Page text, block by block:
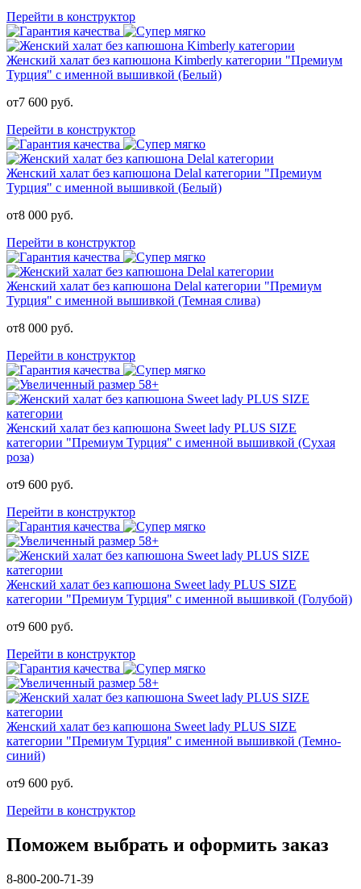
Перейти в конструктор
Женский халат без капюшона Kimberly категории "Премиум
Турция" с именной вышивкой (Белый)
от7 600 руб.
Перейти в конструктор
Женский халат без капюшона Delal категории "Премиум
Турция" с именной вышивкой (Белый)
от8 000 руб.
Перейти в конструктор
Женский халат без капюшона Delal категории "Премиум
Турция" с именной вышивкой (Темная слива)
от8 000 руб.
Перейти в конструктор
Женский халат без капюшона Sweet lady PLUS SIZE
категории "Премиум Турция" с именной вышивкой (Сухая
роза)
от9 600 руб.
Перейти в конструктор
Женский халат без капюшона Sweet lady PLUS SIZE
категории "Премиум Турция" с именной вышивкой (Голубой)
от9 600 руб.
Перейти в конструктор
Женский халат без капюшона Sweet lady PLUS SIZE
категории "Премиум Турция" с именной вышивкой (Темно-
синий)
от9 600 руб.
Перейти в конструктор
Поможем выбрать и оформить заказ
8-800-200-71-39